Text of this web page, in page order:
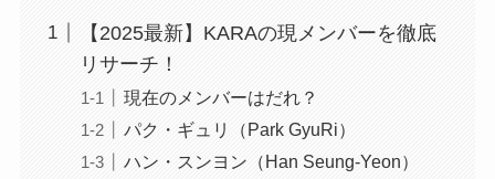
【2025最新】KARAの現メンバーを徹底
リサーチ！
現在のメンバーはだれ？
パク・ギュリ（Park GyuRi）
ハン・スンヨン（Han Seung-Yeon）